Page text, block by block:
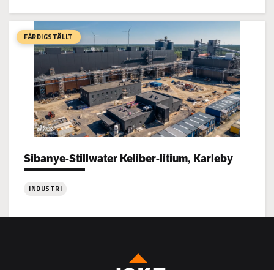
Kovjoki
Vattenreningsverk,
Nykarleby
FÄRDIGSTÄLLT
Sibanye-Stillwater Keliber-litium, Karleby
Project types:
INDUSTRI